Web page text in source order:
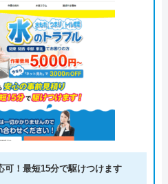
可！最短15分で駆けつけます